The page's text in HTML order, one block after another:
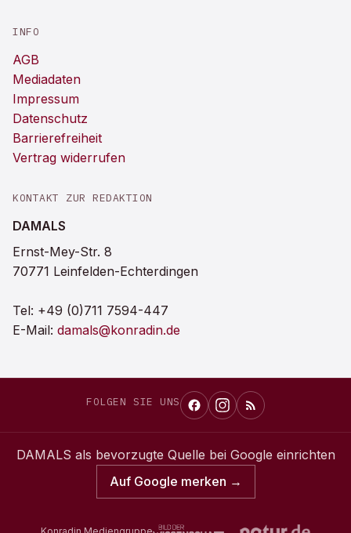
INFO
AGB
Mediadaten
Impressum
Datenschutz
Barrierefreiheit
Vertrag widerrufen
KONTAKT ZUR REDAKTION
DAMALS
Ernst-Mey-Str. 8
70771 Leinfelden-Echterdingen
Tel: +49 (0)711 7594-447
E-Mail: damals@konradin.de
FOLGEN SIE UNS
DAMALS als bevorzugte Quelle bei Google einrichten
Auf Google merken →